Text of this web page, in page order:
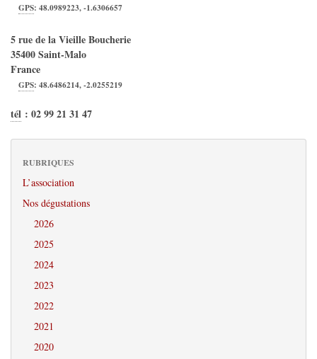
GPS:48.0989223,-1.6306657
5 rue de la Vieille Boucherie
35400Saint-Malo
France
GPS:48.6486214,-2.0255219
tél : 02 99 21 31 47
RUBRIQUES
L’association
Nos dégustations
2026
2025
2024
2023
2022
2021
2020